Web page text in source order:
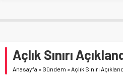
Açlık Sınırı
Anasayfa » Gündem » Açlık Sınırı